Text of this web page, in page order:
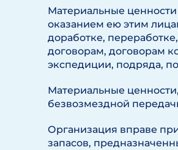
Материальные
оказанием ею этим
доработке,
договорам, договорам
экспедиции, подряда,
Материальные
безвозмездной
Организация вправе
запасов,